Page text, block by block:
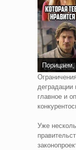
Порицаем,
деградации
главное и
Уже